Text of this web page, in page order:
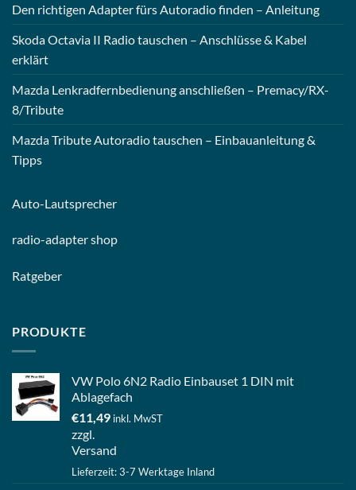
Den richtigen Adapter fürs Autoradio finden – Anleitung
Skoda Octavia II Radio tauschen – Anschlüsse & Kabel
erklärt
Mazda Lenkradfernbedienung anschließen – Premacy/RX-
8/Tribute
Mazda Tribute Autoradio tauschen – Einbauanleitung &
Tipps
Auto-Lautsprecher
radio-adapter shop
Ratgeber
PRODUKTE
VW Polo 6N2 Radio Einbauset 1 DIN mit
Ablagefach
€11,49 inkl. MwST
zzgl.
Versand
Lieferzeit: 3-7 Werktage Inland